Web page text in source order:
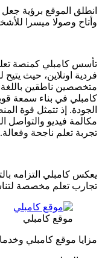
انطلق الموقع برؤية جعل
وأتاح وصولا ميسرا
تأسس كامبلي كمنصة
فردية اونلاين، حيث
متخصصين ناطقين باللغة
كامبلي في بناء سمعة
الجودة. إذ تتمثل قوة
مكالمة فيديو والتواصل
تجربة تعلم ناجحة وفعالة.
يعكس كامبلي التزامه
تجارب تعلم مخصصة
موقع كامبلي
مزايا موقع كامبلي